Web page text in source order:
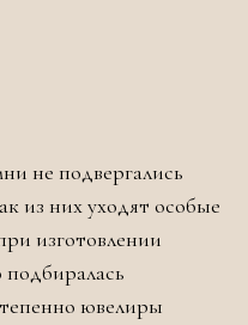
не подвергались
из них уходят особые
изготовлении
ювелиры